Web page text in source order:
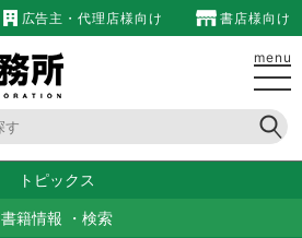
広告主・代理店様向け 書店様向け
menu
トピックス
書籍情報 ・ 検索